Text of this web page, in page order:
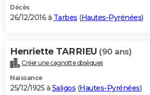
Décès
26/12/2016 à Tarbes (Hautes-Pyrénées)
Henriette TARRIEU (90 ans)
Créer une cagnotte obsèques
Naissance
25/12/1925 à Saligos (Hautes-Pyrénées)